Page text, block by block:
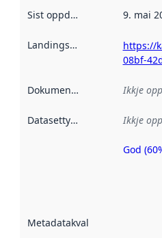
Sist oppdatert 9. mai
Landingsside
https://
08bf-
Dokumentasjon Ikkje
Datasettype Ikkje
Metadatakvalitet
God